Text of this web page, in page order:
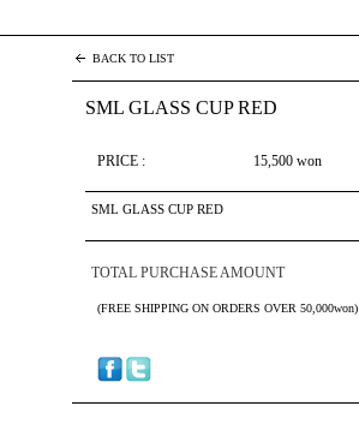
BACK TO LIST
SML GLASS CUP RED
PRICE : 15,500 won
SML GLASS CUP RED
TOTAL PURCHASE AMOUNT
(FREE SHIPPING ON ORDERS OVER 50,000won)